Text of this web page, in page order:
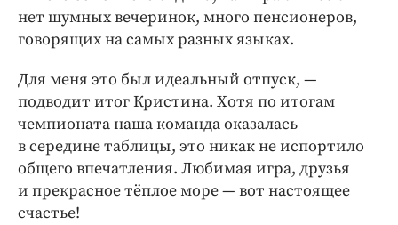
нет шумных вечеринок, много пенсионеров,
говорящих на самых разных языках.
Для меня это был идеальный отпуск, —
подводит итог Кристина. Хотя по итогам
чемпионата наша команда оказалась
в середине таблицы, это никак не испортило
общего впечатления. Любимая игра, друзья
и прекрасное тёплое море — вот настоящее
счастье!